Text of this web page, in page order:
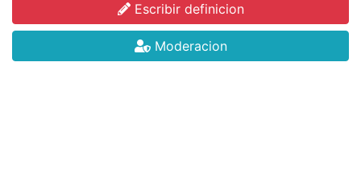
Escribir definicion
Moderacion